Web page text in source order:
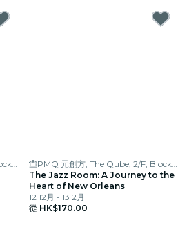
PMQ 元創方, The Qube, 2/F, Block A
PMQ 元創方, The Qube, 2/F, Block A
The Jazz Room: A Journey to the
Heart of New Orleans
12 12月 - 13 2月
從 HK$170.00